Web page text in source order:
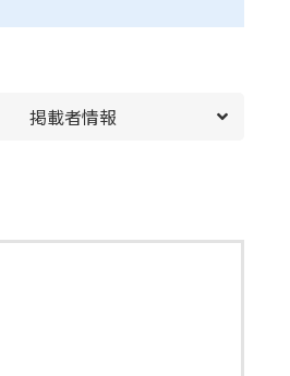
掲載者情報